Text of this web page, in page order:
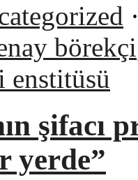
börekçi
enstitüsü
şifacı
yerde”